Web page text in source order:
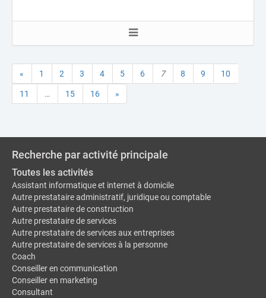
« 1 2 3 4 5 6 7 8 9 10
11 … 15 16 »
Recherche par activité principale
Toutes les activités
Assistant informatique et internet à domicile
Autre prestataire administratif, juridique ou comptable
Autre prestataire de construction
Autre prestataire de services
Autre prestataire de services aux entreprises
Autre prestataire de services à la personne
Coach
Conseiller en communication
Conseiller en marketing
Consultant